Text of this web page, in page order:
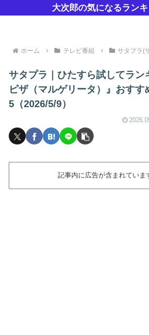
大次郎の気になるラン
ホーム テレビ番組 サタプラ(
サタプラ｜ひたすら試してラン
ピザ（マルゲリータ）』おすす
5（2026/5/9）
記事内に広告が含まれていま